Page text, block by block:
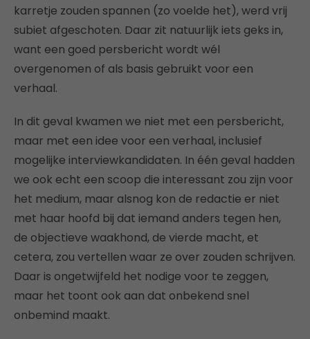
karretje zouden spannen (zo voelde het), werd vrij
subiet afgeschoten. Daar zit natuurlijk iets geks in,
want een goed persbericht wordt wél
overgenomen of als basis gebruikt voor een
verhaal.
In dit geval kwamen we niet met een persbericht,
maar met een idee voor een verhaal, inclusief
mogelijke interviewkandidaten. In één geval hadden
we ook echt een scoop die interessant zou zijn voor
het medium, maar alsnog kon de redactie er niet
met haar hoofd bij dat iemand anders tegen hen,
de objectieve waakhond, de vierde macht, et
cetera, zou vertellen waar ze over zouden schrijven.
Daar is ongetwijfeld het nodige voor te zeggen,
maar het toont ook aan dat onbekend snel
onbemind maakt.